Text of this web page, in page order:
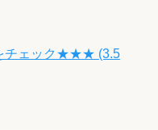
チェック★★★ (3.5